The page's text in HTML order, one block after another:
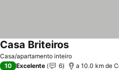
Casa/apartamento inteiro
Casa Briteiros
10 Excelente 6 a 10.0 km de